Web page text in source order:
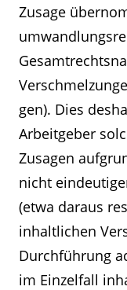
Zusage
gen). Dies
Arbeitgeber
Zusagen
nicht
(etwa daraus
inhaltlichen
Durchführung
im Einzelfall